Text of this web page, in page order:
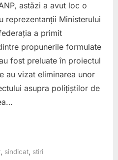
mai
suma
astăzi a avut loc o
reprezentanții Ministerului
a primit
propunerile formulate
fost preluate în proiectul
au vizat eliminarea unor
asupra polițiștilor de
sindicat stiri